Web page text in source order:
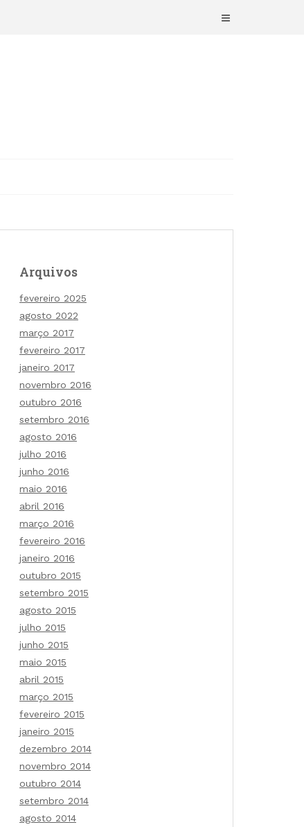
Arquivos
fevereiro 2025
agosto 2022
março 2017
fevereiro 2017
janeiro 2017
novembro 2016
outubro 2016
setembro 2016
agosto 2016
julho 2016
junho 2016
maio 2016
abril 2016
março 2016
fevereiro 2016
janeiro 2016
outubro 2015
setembro 2015
agosto 2015
julho 2015
junho 2015
maio 2015
abril 2015
março 2015
fevereiro 2015
janeiro 2015
dezembro 2014
novembro 2014
outubro 2014
setembro 2014
agosto 2014